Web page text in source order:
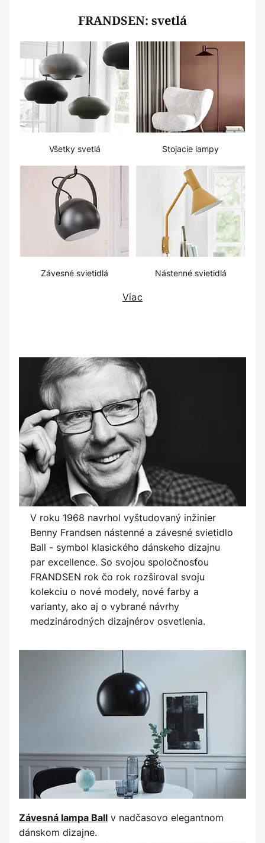
FRANDSEN: svetlá
Všetky svetlá Stojacie lampy
Závesné svietidlá Nástenné svietidlá
Viac
V roku 1968 navrhol vyštudovaný inžinier
Benny Frandsen nástenné a závesné svietidlo
Ball - symbol klasického dánskeho dizajnu
par excellence. So svojou spoločnosťou
FRANDSEN rok čo rok rozširoval svoju
kolekciu o nové modely, nové farby a
varianty, ako aj o vybrané návrhy
medzinárodných dizajnérov osvetlenia.
Závesná lampa Ball v nadčasovo elegantnom
dánskom dizajne.